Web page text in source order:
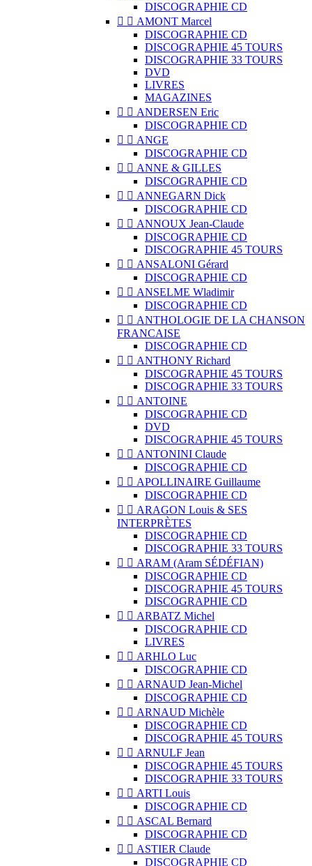
DISCOGRAPHIE CD
  AMONT Marcel
DISCOGRAPHIE CD
DISCOGRAPHIE 45 TOURS
DISCOGRAPHIE 33 TOURS
DVD
LIVRES
MAGAZINES
  ANDERSEN Eric
DISCOGRAPHIE CD
  ANGE
DISCOGRAPHIE CD
  ANNE & GILLES
DISCOGRAPHIE CD
  ANNEGARN Dick
DISCOGRAPHIE CD
  ANNOUX Jean-Claude
DISCOGRAPHIE CD
DISCOGRAPHIE 45 TOURS
  ANSALONI Gérard
DISCOGRAPHIE CD
  ANSELME Wladimir
DISCOGRAPHIE CD
  ANTHOLOGIE DE LA CHANSON
FRANCAISE
DISCOGRAPHIE CD
  ANTHONY Richard
DISCOGRAPHIE 45 TOURS
DISCOGRAPHIE 33 TOURS
  ANTOINE
DISCOGRAPHIE CD
DVD
DISCOGRAPHIE 45 TOURS
  ANTONINI Claude
DISCOGRAPHIE CD
  APOLLINAIRE Guillaume
DISCOGRAPHIE CD
  ARAGON Louis & SES
INTERPRÈTES
DISCOGRAPHIE CD
DISCOGRAPHIE 33 TOURS
  ARAM (Aram SÉDÉFIAN)
DISCOGRAPHIE CD
DISCOGRAPHIE 45 TOURS
DISCOGRAPHIE CD
  ARBATZ Michel
DISCOGRAPHIE CD
LIVRES
  ARHLO Luc
DISCOGRAPHIE CD
  ARNAUD Jean-Michel
DISCOGRAPHIE CD
  ARNAUD Michèle
DISCOGRAPHIE CD
DISCOGRAPHIE 45 TOURS
  ARNULF Jean
DISCOGRAPHIE 45 TOURS
DISCOGRAPHIE 33 TOURS
  ARTI Louis
DISCOGRAPHIE CD
  ASCAL Bernard
DISCOGRAPHIE CD
  ASTIER Claude
DISCOGRAPHIE CD